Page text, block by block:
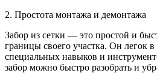
2. Простота монтажа и демонтажа
Забор из сетки — это простой и
границы своего участка. Он легок
специальных навыков и
забор можно быстро разобрать и